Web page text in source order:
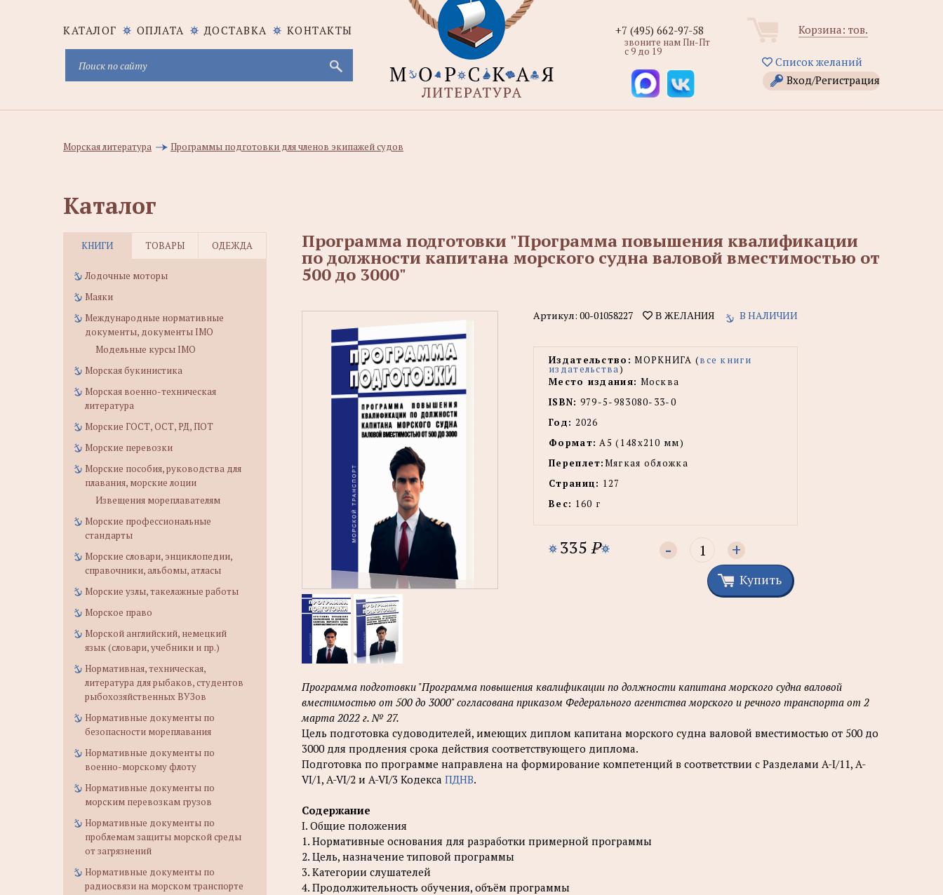
КАТАЛОГ ОПЛАТА ДОСТАВКА КОНТАКТЫ Корзина: тов.
Список желаний
Вход/Регистрация
+7 (495) 662-97-58
звоните нам Пн-Пт
с 9 до 19
Морская литература Программы подготовки для членов экипажей судов
Каталог
КНИГИ ТОВАРЫ ОДЕЖДА
Лодочные моторы
Маяки
Международные нормативные
документы, документы IMO
Модельные курсы IMO
Морская букинистика
Морская военно-техническая
литература
Морские ГОСТ, ОСТ, РД, ПОТ
Морские перевозки
Морские пособия, руководства для
плавания, морские лоции
Извещения мореплавателям
Морские профессиональные
стандарты
Морские словари, энциклопедии,
справочники, альбомы, атласы
Морские узлы, такелажные работы
Морское право
Морской английский, немецкий
язык (словари, учебники и пр.)
Нормативная, техническая,
литература для рыбаков, студентов
рыбохозяйственных ВУЗов
Нормативные документы по
безопасности мореплавания
Нормативные документы по
военно-морскому флоту
Нормативные документы по
морским перевозкам грузов
Нормативные документы по
проблемам защиты морской среды
от загрязнений
Нормативные документы по
радиосвязи на морском транспорте
Программа подготовки "Программа повышения квалификации
по должности капитана морского судна валовой вместимостью от
500 до 3000"
Артикул: 00-01058227 В ЖЕЛАНИЯ В НАЛИЧИИ
Издательство: МОРКНИГА (все книги
издательства)
Место издания: Москва
ISBN: 979-5-983080-33-0
Год: 2026
Формат: А5 (148x210 мм)
Переплет:Мягкая обложка
Страниц: 127
Вес: 160 г
335 P - +
Купить
Программа подготовки "Программа повышения квалификации по должности капитана морского судна валовой
вместимостью от 500 до 3000" согласована приказом Федерального агентства морского и речного транспорта от 2
марта 2022 г. № 27.
Цель подготовка судоводителей, имеющих диплом капитана морского судна валовой вместимостью от 500 до
3000 для продления срока действия соответствующего диплома.
Подготовка по программе направлена на формирование компетенций в соответствии с Разделами A-I/11, A-
VI/1, A-VI/2 и A-VI/3 Кодекса ПДНВ.
Содержание
I. Общие положения
1. Нормативные основания для разработки примерной программы
2. Цель, назначение типовой программы
3. Категории слушателей
4. Продолжительность обучения, объём программы